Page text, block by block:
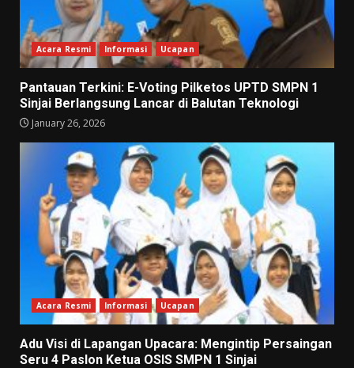
Acara Resmi Informasi Ucapan
Pantauan Terkini: E-Voting Pilketos UPTD SMPN 1
Sinjai Berlangsung Lancar di Balutan Teknologi
January 26, 2026
Acara Resmi Informasi Ucapan
Adu Visi di Lapangan Upacara: Mengintip Persaingan
Seru 4 Paslon Ketua OSIS SMPN 1 Sinjai